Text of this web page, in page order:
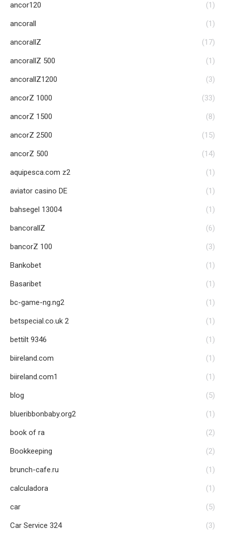
ancor120 (1)
ancorall (1)
ancorallZ (17)
ancorallZ 500 (1)
ancorallZ1200 (3)
ancorZ 1000 (33)
ancorZ 1500 (8)
ancorZ 2500 (15)
ancorZ 500 (14)
aquipesca.com z2 (1)
aviator casino DE (1)
bahsegel 13004 (1)
bancorallZ (6)
bancorZ 100 (3)
Bankobet (1)
Basaribet (1)
bc-game-ng.ng2 (1)
betspecial.co.uk 2 (1)
bettilt 9346 (1)
biireland.com (1)
biireland.com1 (1)
blog (5)
blueribbonbaby.org2 (1)
book of ra (2)
Bookkeeping (2)
brunch-cafe.ru (1)
calculadora (1)
car (5)
Car Service 324 (3)